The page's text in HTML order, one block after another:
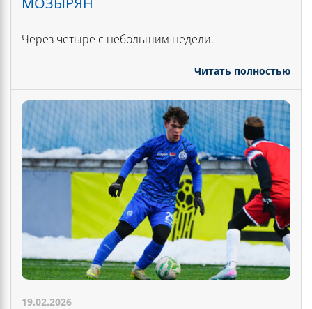
Через четыре с небольшим недели.
Читать полностью
19.02.2026